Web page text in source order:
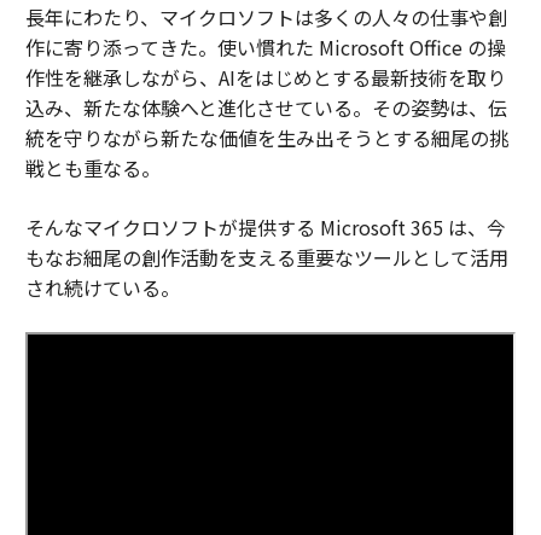
長年にわたり、マイクロソフトは多くの人々の仕事や創
作に寄り添ってきた。使い慣れた Microsoft Office の操
作性を継承しながら、AIをはじめとする最新技術を取り
込み、新たな体験へと進化させている。その姿勢は、伝
統を守りながら新たな価値を生み出そうとする細尾の挑
戦とも重なる。
そんなマイクロソフトが提供する Microsoft 365 は、今
もなお細尾の創作活動を支える重要なツールとして活用
され続けている。